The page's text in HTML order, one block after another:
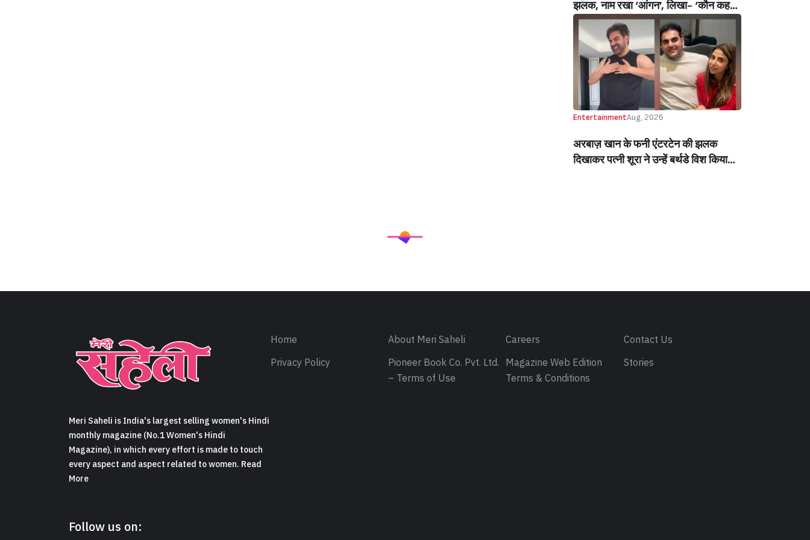
झलक, नाम रखा ‘आंगन’, लिखा- ‘कौन कहता
है सपने पूरे नहीं होते’ (Manisha Rani
Shares Glimpse Of Her Luxurious
New House In Mumbai, Names It
‘Aangan’, Says- ‘Who Says Dreams
Don’t Come True?’)
EntertainmentAug, 2026
अरबाज़ खान के फनी एंटरटेन की झलक
दिखाकर पत्नी शूरा ने उन्हें बर्थडे विश किया
Meri Saheli is India's largest selling women's Hindi
monthly magazine (No.1 Women's Hindi
Magazine), in which every effort is made to touch
every aspect and aspect related to women. Read
More
Follow us on:
Home About Meri Saheli Careers
Contact Us
Privacy Policy
Pioneer Book Co. Pvt. Ltd.
– Terms of Use
Magazine Web Edition
Terms & Conditions
Stories